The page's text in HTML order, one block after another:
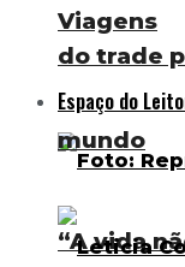
Viagens
Espaço do
“A vida
do trade
mundo